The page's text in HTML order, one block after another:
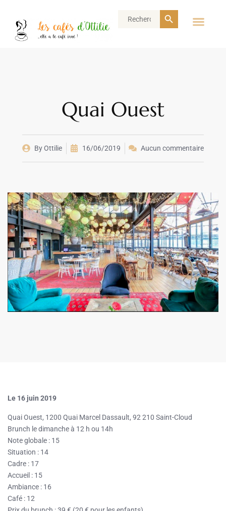
Search
Search Button
Quai Ouest
ByOttilie 16/06/2019 Aucun commentaire
Le 16 juin 2019
Quai Ouest, 1200 Quai Marcel Dassault, 92 210 Saint-Cloud
Brunch le dimanche à 12 h ou 14h
Note globale : 15
Situation : 14
Cadre : 17
Accueil : 15
Ambiance : 16
Café : 12